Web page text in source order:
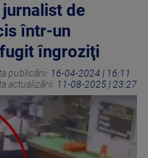
jurnalist de
într-un
îngroziţi
publicării: 16-04-2024 | 16:11
actualizării: 11-08-2025 | 23:27